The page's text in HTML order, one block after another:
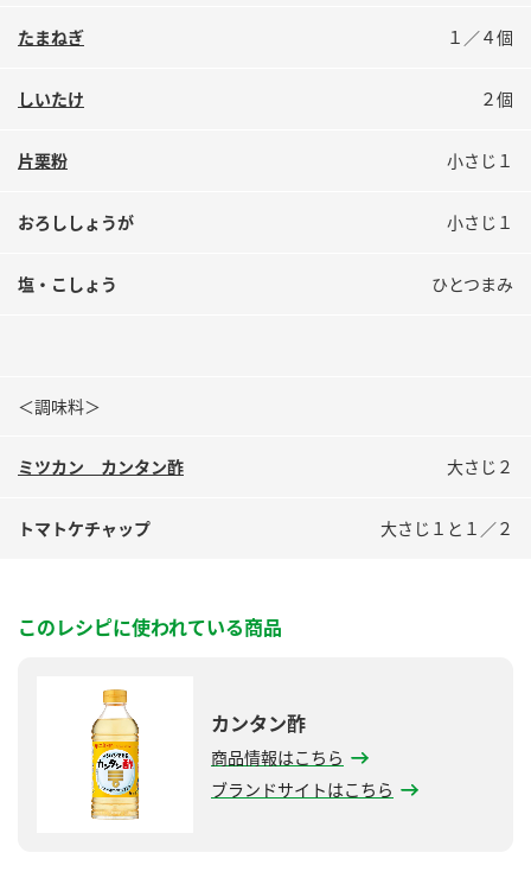
検索
業務用サイト 製造所固有記号一覧
たまねぎ １／４個
しいたけ ２個
片栗粉 小さじ１
おろししょうが 小さじ１
塩・こしょう ひとつまみ
＜調味料＞
ミツカン カンタン酢 大さじ２
トマトケチャップ 大さじ１と１／２
このレシピに使われている商品
カンタン酢
商品情報はこちら
ブランドサイトはこちら